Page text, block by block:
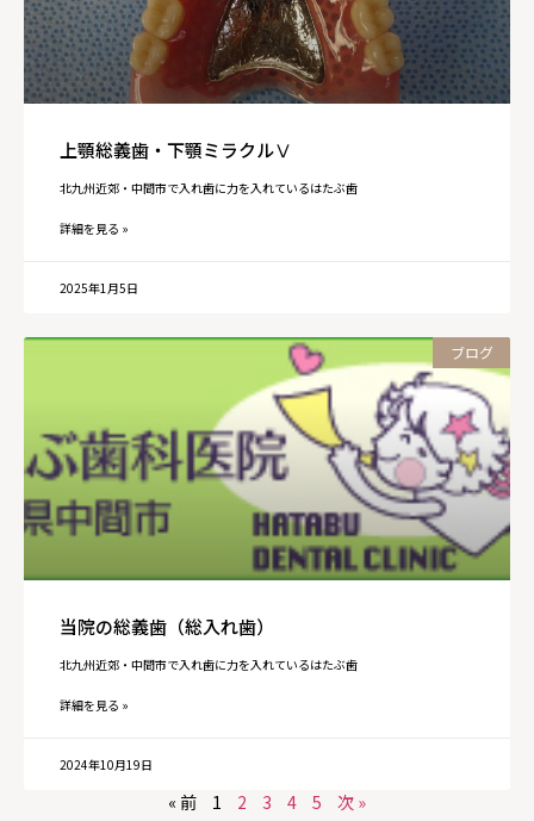
上顎総義歯・下顎ミラクルⅤ
北九州近郊・中間市で入れ歯に力を入れているはたぶ歯
詳細を見る »
2025年1月5日
ブログ
当院の総義歯（総入れ歯）
北九州近郊・中間市で入れ歯に力を入れているはたぶ歯
詳細を見る »
2024年10月19日
« 前 1 2 3 4 5 次 »